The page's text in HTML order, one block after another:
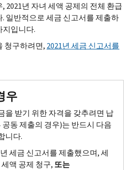
를 보관하여 주십시오.
2021년 자녀 세액 공제의 전체 환급
일반적으로 세금 신고서를 제출하
지입니다.
청구하려면, 2021년 세금 신고서를
우
을 받기 위한 자격을 갖추려면 납
동 제출의 경우)는 반드시 다음
니다.
세금 신고서를 제출했으며, 세
액 공제 청구, 또는